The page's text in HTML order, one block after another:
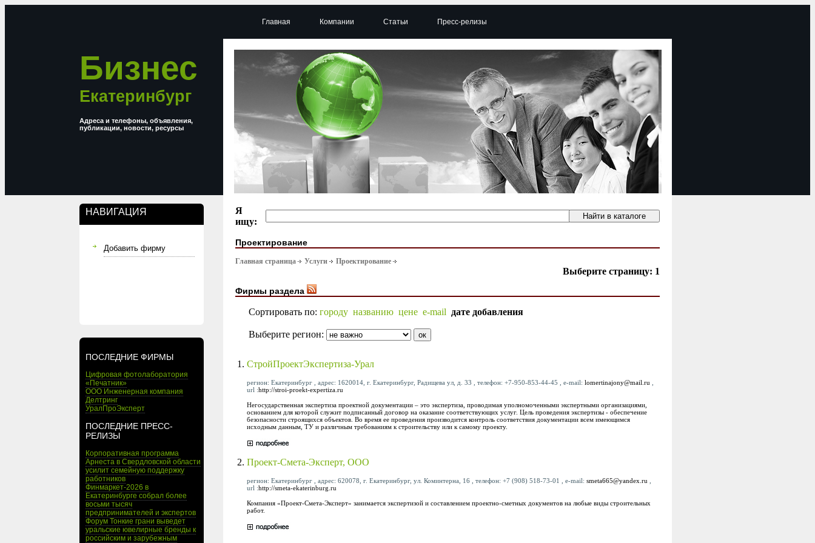
Бизнес
Екатеринбург
Адреса и телефоны, объявления,
публикации, новости, ресурсы
НАВИГАЦИЯ
Добавить фирму
ПОСЛЕДНИЕ ФИРМЫ
Цифровая фотолаборатория
«Печатник»
ООО Инженерная компания
Делтринг
УралПроЭксперт
ПОСЛЕДНИЕ ПРЕСС-
РЕЛИЗЫ
Корпоративная программа
Арнеста в Свердловской области
усилит семейную поддержку
работников
Финмаркет-2026 в
Екатеринбурге собрал более
восьми тысяч
предпринимателей и экспертов
Форум Тонкие грани выведет
уральские ювелирные бренды к
российским и зарубежным
Главная Компании Статьи Пресс-релизы
Я
ищу:
Проектирование
Главная страница Услуги Проектирование
Выберите страницу: 1
Фирмы раздела
Сортировать по: городу названию цене e-mail дате добавления
Выберите регион:
1. СтройПроектЭкспертиза-Урал
регион: Екатеринбург , адрес: 1620014, г. Екатеринбург, Радищева ул, д. 33 , телефон: +7-950-853-44-45 , e-mail: lomertinajony@mail.ru
url :http://stroi-proekt-expertiza.ru
Негосударственная экспертиза проектной документации – это экспертиза, проводимая уполномоченными экспертными организациями,
основанием для которой служит подписанный договор на оказание соответствующих услуг. Цель проведения экспертизы - обеспечение
безопасности строящихся объектов. Во время ее проведения производится контроль соответствия документации всем имеющимся
исходным данным, ТУ и различным требованиям к строительству или к самому проекту.
2. Проект-Смета-Эксперт, ООО
регион: Екатеринбург , адрес: 620078, г. Екатеринбург, ул. Коминтерна, 16 , телефон: +7 (908) 518-73-01 , e-mail: smeta665@yandex.ru
url :http://smeta-ekaterinburg.ru
Компания «Проект-Смета-Эксперт» занимается экспертизой и составлением проектно-сметных документов на любые виды строительных
работ.